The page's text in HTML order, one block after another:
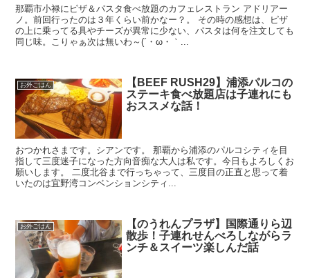
那覇市小禄にピザ＆パスタ食べ放題のカフェレストラン アドリアー
ノ。前回行ったのは３年くらい前かなー？。 その時の感想は、ピザ
の上に乗ってる具やチーズが異常に少ない、パスタは何を注文しても
同じ味。こりゃぁ次は無いわ～(´・ω・｀...
お外ごはん
【BEEF RUSH29】浦添パルコの
ステーキ食べ放題店は子連れにも
おススメな話！
おつかれさまです。シアンです。 那覇から浦添のパルコシティを目
指して三度迷子になった方向音痴な大人は私です。今日もよろしくお
願いします。 二度北谷まで行っちゃって、三度目の正直と思って着
いたのは宜野湾コンベンションシティ...
お外ごはん
【のうれんプラザ】国際通りら辺
散歩！子連れせんべろしながらラ
ンチ＆スイーツ楽しんだ話